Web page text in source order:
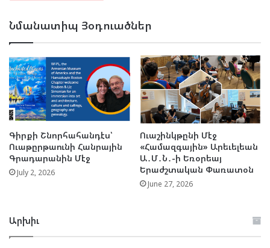
Նմանատիպ Յօդուածներ
Գիրքի Շնորհահանդէս՝
Ուաթըրթաունի Հանրային
Գրադարանին Մէջ
July 2, 2026
Ուաշինկթընի Մէջ
«Համազգային» Արեւելեան
Ա․Մ․Ն․-ի Եռօրեայ
Երաժշտական Փառատօն
June 27, 2026
Արխիւ